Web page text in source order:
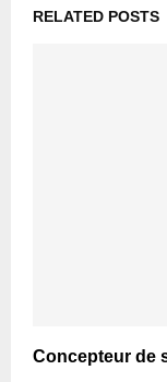
RELATED POSTS
Concepteur de